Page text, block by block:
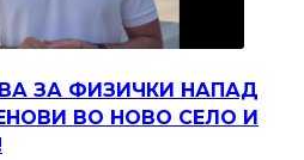
ЗА ФИЗИЧКИ НАПАД
ВО НОВО СЕЛО И